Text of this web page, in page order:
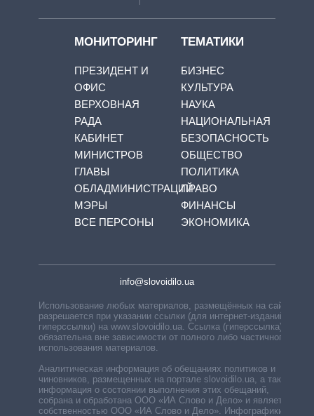
МОНИТОРИНГ
ПРЕЗИДЕНТ И
ОФИС
ВЕРХОВНАЯ
РАДА
КАБИНЕТ
МИНИСТРОВ
ГЛАВЫ
ОБЛАДМИНИСТРАЦИЙ
МЭРЫ
ВСЕ ПЕРСОНЫ
ТЕМАТИКИ
БИЗНЕС
КУЛЬТУРА
НАУКА
НАЦИОНАЛЬНАЯ
БЕЗОПАСНОСТЬ
ОБЩЕСТВО
ПОЛИТИКА
ПРАВО
ФИНАНСЫ
ЭКОНОМИКА
info@slovoidilo.ua
Использование любых материалов, размещённых на сайте,
разрешается при указании ссылки (для интернет-изданий —
гиперссылки) на www.slovoidilo.ua. Ссылка (гиперссылка)
обязательна вне зависимости от полного либо частичного
использования материалов.
Аналитическая информация об обещаниях политиков и
чиновников, размещенных на портале slovoidilo.ua, а также
информация о состоянии выполнения этих обещаний,
собрана и обработана ООО «ИА Слово и Дело» и является
собственностью ООО «ИА Слово и Дело». Инфографики,